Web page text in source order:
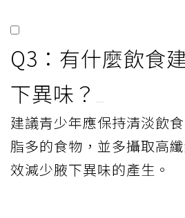
Q3：有什麼飲食
下異味？
建議青少年應保持清淡飲
脂多的食物，並多攝取高
效減少腋下異味的產生。